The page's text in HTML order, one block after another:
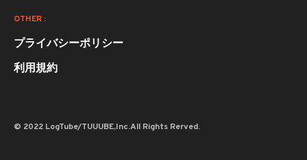
OTHER :
プライバシーポリシー
利用規約
© 2022 LogTube/TUUUBE,Inc.All Rights Rerved.